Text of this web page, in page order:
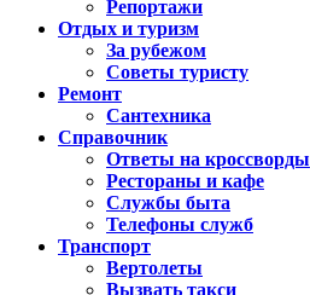
Репортажи
Отдых и туризм
За рубежом
Советы туристу
Ремонт
Сантехника
Справочник
Ответы на кроссворды
Рестораны и кафе
Службы быта
Телефоны служб
Транспорт
Вертолеты
Вызвать такси